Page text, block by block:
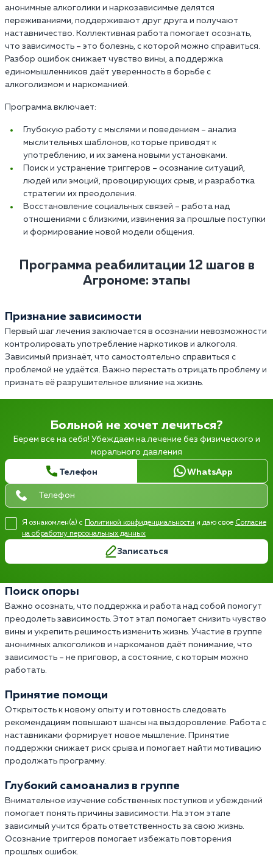
анонимные алкоголики и наркозависимые делятся
переживаниями, поддерживают друг друга и получают
наставничество. Коллективная работа помогает осознать,
что зависимость – это болезнь, с которой можно справиться.
Разбор ошибок снижает чувство вины, а поддержка
единомышленников даёт уверенность в борьбе с
алкоголизмом и наркоманией.
Программа включает:
Глубокую работу с мыслями и поведением – анализ
мыслительных шаблонов, которые приводят к
употреблению, и их замена новыми установками.
Поиск и устранение триггеров – осознание ситуаций,
людей или эмоций, провоцирующих срыв, и разработка
стратегии их преодоления.
Восстановление социальных связей – работа над
отношениями с близкими, извинения за прошлые поступки
и формирование новой модели общения.
Программа реабилитации 12 шагов в
Агрономе: этапы
Признание зависимости
Первый шаг лечения заключается в осознании невозможности
контролировать употребление наркотиков и алкоголя.
Зависимый признаёт, что самостоятельно справиться с
проблемой не удаётся. Важно перестать отрицать проблему и
признать её разрушительное влияние на жизнь.
Больной не хочет лечиться?
Берем все на себя! Убеждаем на лечение без физического и
морального давления
Телефон WhatsApp
Я ознакомлен(а) с Политикой конфиденциальности и даю свое Согласие
на обработку персональных данных
Записаться
Поиск опоры
Важно осознать, что поддержка и работа над собой помогут
преодолеть зависимость. Этот этап помогает снизить чувство
вины и укрепить решимость изменить жизнь. Участие в группе
анонимных алкоголиков и наркоманов даёт понимание, что
зависимость – не приговор, а состояние, с которым можно
работать.
Принятие помощи
Открытость к новому опыту и готовность следовать
рекомендациям повышают шансы на выздоровление. Работа с
наставниками формирует новое мышление. Принятие
поддержки снижает риск срыва и помогает найти мотивацию
продолжать программу.
Глубокий самоанализ в группе
Внимательное изучение собственных поступков и убеждений
помогает понять причины зависимости. На этом этапе
зависимый учится брать ответственность за свою жизнь.
Осознание триггеров помогает избежать повторения
прошлых ошибок.